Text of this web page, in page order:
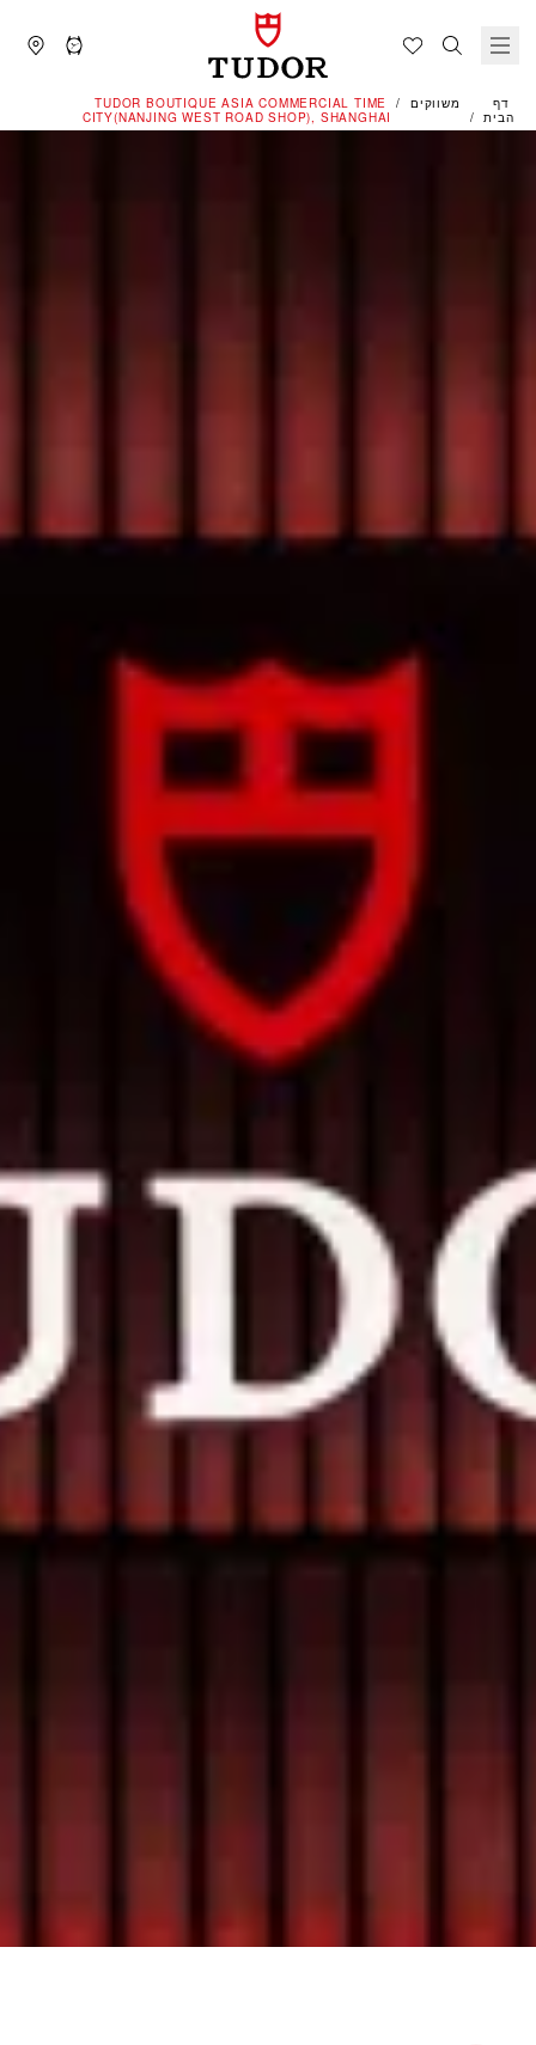
דף
הבית
משווקים
‭TUDOR BOUTIQUE ASIA COMMERCIAL TIME
CITY(NANJING WEST ROAD SHOP), SHANGHAI‬